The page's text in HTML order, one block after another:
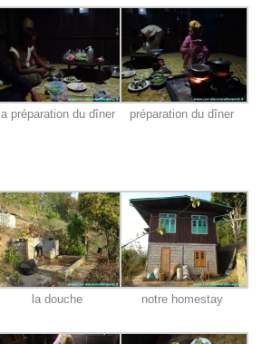
la préparation du dîner préparation du dîner
la douche notre homestay